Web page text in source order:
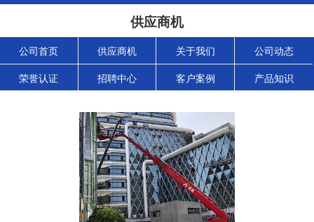
供应商机
公司首页 供应商机 关于我们 公司动态
荣誉认证 招聘中心 客户案例 产品知识